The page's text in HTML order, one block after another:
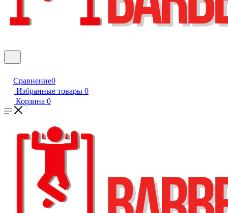
Сравнение0
Избранные товары 0
Корзина 0